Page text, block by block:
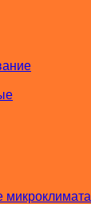
микроклимата